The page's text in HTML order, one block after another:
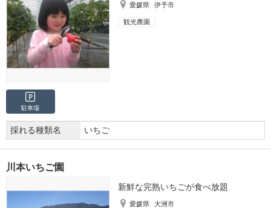
愛媛県 伊予市
観光農園
駐車場
採れる種類名 いちご
川本いちご園
新鮮な完熟いちごが食べ放題
愛媛県 大洲市